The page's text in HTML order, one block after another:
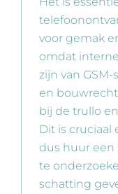
voor gemak
omdat
zijn van
en
bij de trullo
Dit is cruciaal
dus huur een
te
schatting